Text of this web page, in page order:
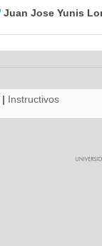
Juan Jose Yunis
| Instructivos